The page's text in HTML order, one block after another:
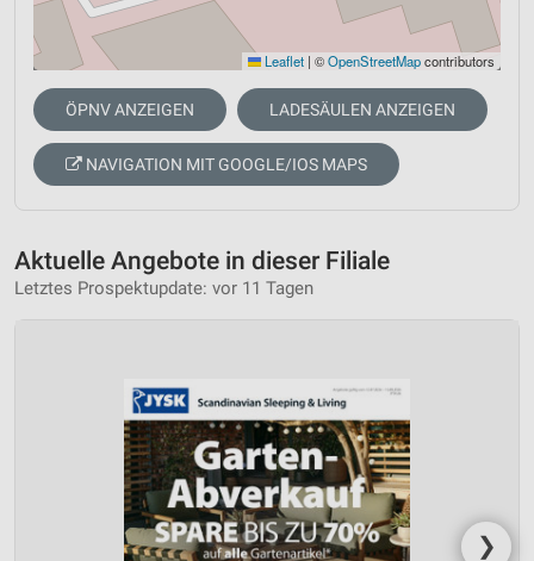
Leaflet | ©OpenStreetMapcontributors
ÖPNV ANZEIGEN LADESÄULEN ANZEIGEN
NAVIGATION MIT GOOGLE/IOS MAPS
Aktuelle Angebote in dieser Filiale
Letztes Prospektupdate: vor 11 Tagen
❯